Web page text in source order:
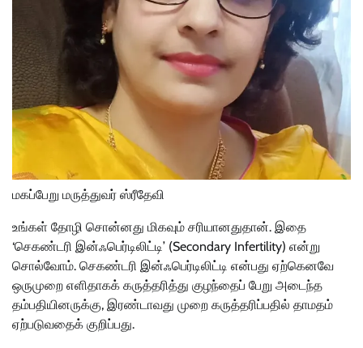
மகப்பேறு மருத்துவர் ஸ்ரீதேவி
உங்கள் தோழி சொன்னது மிகவும் சரியானதுதான். இதை
‘செகண்டரி இன்ஃபெர்டிலிட்டி’ (Secondary Infertility) என்று
சொல்வோம். செகண்டரி இன்ஃபெர்டிலிட்டி என்பது ஏற்கெனவே
ஒருமுறை எளிதாகக் கருத்தரித்து குழந்தைப் பேறு அடைந்த
தம்பதியினருக்கு, இரண்டாவது முறை கருத்தரிப்பதில் தாமதம்
ஏற்படுவதைக் குறிப்பது.